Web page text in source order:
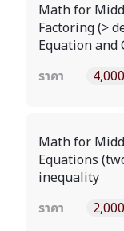
Math for
Factoring (>
Equation and
ราคา
4,000
Math for
Equations
inequality
ราคา
2,000